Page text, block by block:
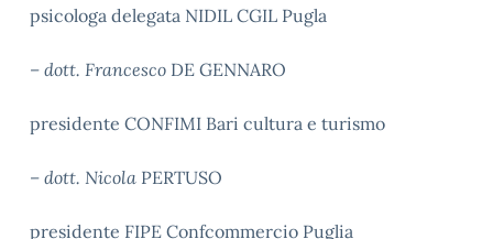
psicologa delegata NIDIL CGIL Pugla
– dott. Francesco DE GENNARO
presidente CONFIMI Bari cultura e turismo
– dott. Nicola PERTUSO
presidente FIPE Confcommercio Puglia